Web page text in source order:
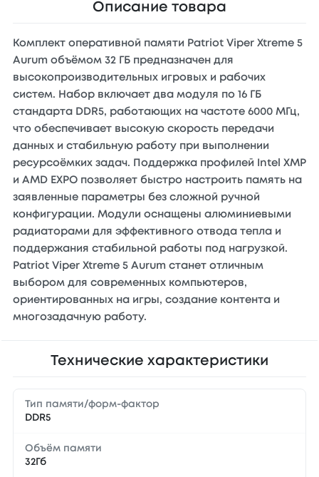
Описание товара
Комплект оперативной памяти Patriot Viper Xtreme 5
Aurum объёмом 32 ГБ предназначен для
высокопроизводительных игровых и рабочих
систем. Набор включает два модуля по 16 ГБ
стандарта DDR5, работающих на частоте 6000 МГц,
что обеспечивает высокую скорость передачи
данных и стабильную работу при выполнении
ресурсоёмких задач. Поддержка профилей Intel XMP
и AMD EXPO позволяет быстро настроить память на
заявленные параметры без сложной ручной
конфигурации. Модули оснащены алюминиевыми
радиаторами для эффективного отвода тепла и
поддержания стабильной работы под нагрузкой.
Patriot Viper Xtreme 5 Aurum станет отличным
выбором для современных компьютеров,
ориентированных на игры, создание контента и
многозадачную работу.
Технические характеристики
Тип памяти/форм-фактор
DDR5
Объём памяти
32Гб